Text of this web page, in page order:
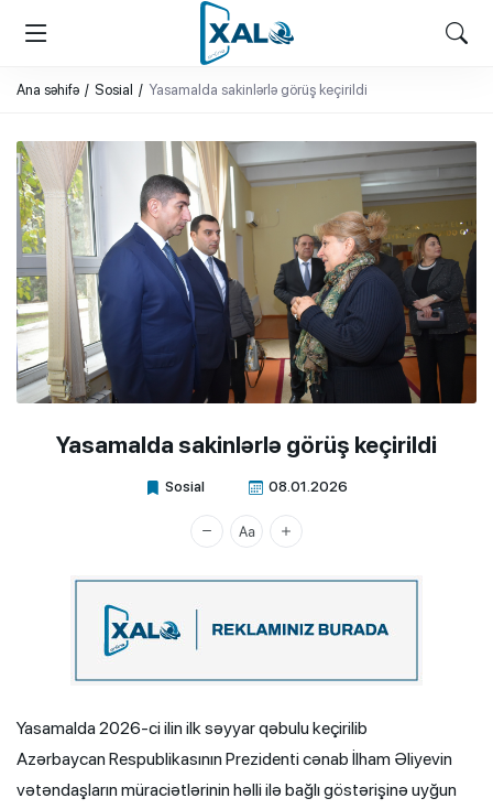
XALQ.ONLINE
ONLAYN PLATFORMA
Ana səhifə Sosial Yasamalda sakinlərlə görüş keçirildi
Yasamalda sakinlərlə görüş keçirildi
Sosial 08.01.2026
Xalq.Online
Yasamalda 2026-ci ilin ilk səyyar qəbulu keçirilib
Azərbaycan Respublikasının Prezidenti cənab İlham Əliyevin
vətəndaşların müraciətlərinin həlli ilə bağlı göstərişinə uyğun